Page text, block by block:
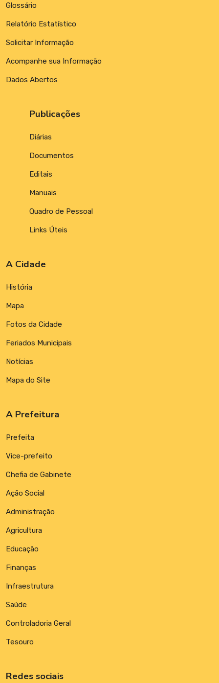
Glossário
Relatório Estatístico
Solicitar Informação
Acompanhe sua Informação
Dados Abertos
Publicações
Diárias
Documentos
Editais
Manuais
Quadro de Pessoal
Links Úteis
A Cidade
História
Mapa
Fotos da Cidade
Feriados Municipais
Notícias
Mapa do Site
A Prefeitura
Prefeita
Vice-prefeito
Chefia de Gabinete
Ação Social
Administração
Agricultura
Educação
Finanças
Infraestrutura
Saúde
Controladoria Geral
Tesouro
Redes sociais